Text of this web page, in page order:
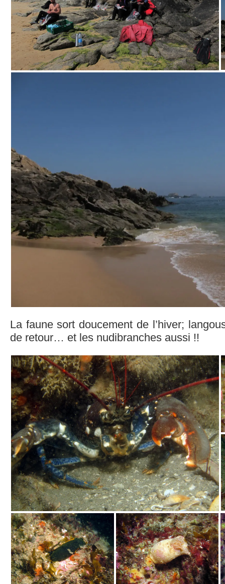
La faune sort doucement de l’hiver;
de retour… et les nudibranches aussi !!